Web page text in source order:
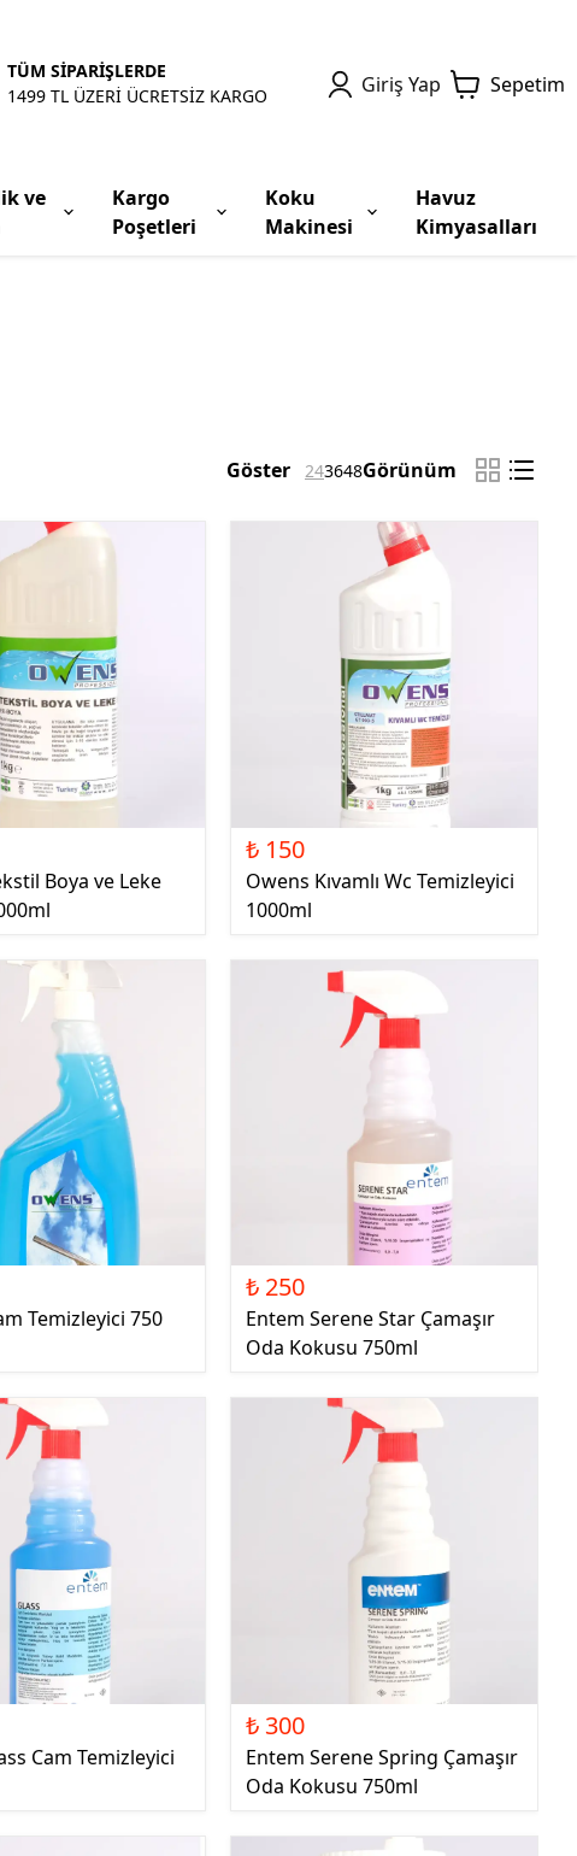
TÜM SİPARİŞLERDE
1499 TL ÜZERİ ÜCRETSİZ KARGO
Giriş Yap Sepetim
ve
Kargo
Poşetleri
Koku
Makinesi
Havuz
Kimyasalları
Göster 243648Görünüm
Boya ve Leke
₺ 150
Owens Kıvamlı Wc Temizleyici
1000ml
Temizleyici 750
₺ 250
Entem Serene Star Çamaşır
Oda Kokusu 750ml
Cam Temizleyici
₺ 300
Entem Serene Spring Çamaşır
Oda Kokusu 750ml